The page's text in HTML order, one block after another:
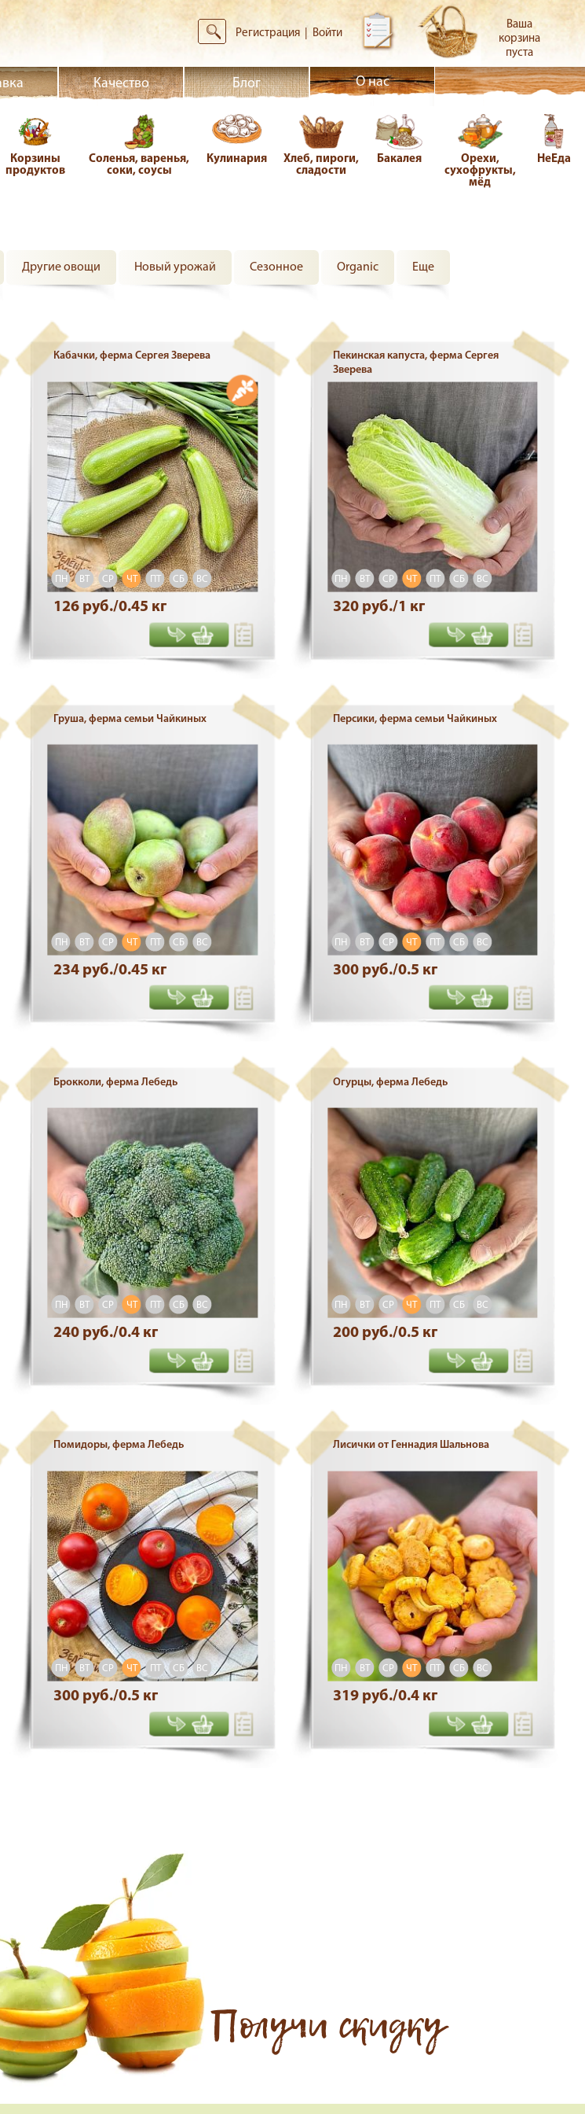
Регистрация Войти
Ваша
корзина
пуста
Качество Блог О нас
Корзины
продуктов
Соленья, варенья,
соки, соусы
Кулинария
Хлеб, пироги,
сладости
Бакалея
Орехи,
сухофрукты,
мёд
НеЕда
Другие овощи Новый урожай Сезонное Organic Еще
Кабачки, ферма Сергея Зверева
ПН ВТ СР ЧТ ПТ СБ ВС
126 руб./0.45 кг
Пекинская капуста, ферма Сергея
Зверева
ПН ВТ СР ЧТ ПТ СБ ВС
320 руб./1 кг
Груша, ферма семьи Чайкиных
ПН ВТ СР ЧТ ПТ СБ ВС
234 руб./0.45 кг
Персики, ферма семьи Чайкиных
ПН ВТ СР ЧТ ПТ СБ ВС
300 руб./0.5 кг
Брокколи, ферма Лебедь
ПН ВТ СР ЧТ СБ ВС
240 руб./0.4 кг
Огурцы, ферма Лебедь
ПН ВТ СР ЧТ СБ ВС
200 руб./0.5 кг
Помидоры, ферма Лебедь
ПН ВТ СР ЧТ ПТ СБ ВС
300 руб./0.5 кг
Лисички от Геннадия Шальнова
ПН ВТ СР ЧТ ПТ СБ ВС
319 руб./0.4 кг
Получи скидку